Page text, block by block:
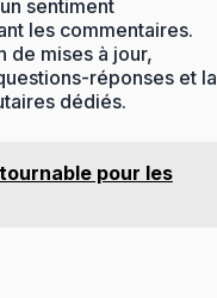
sentiment
les commentaires.
de mises à jour,
réponses et la
dédiés.
pour les